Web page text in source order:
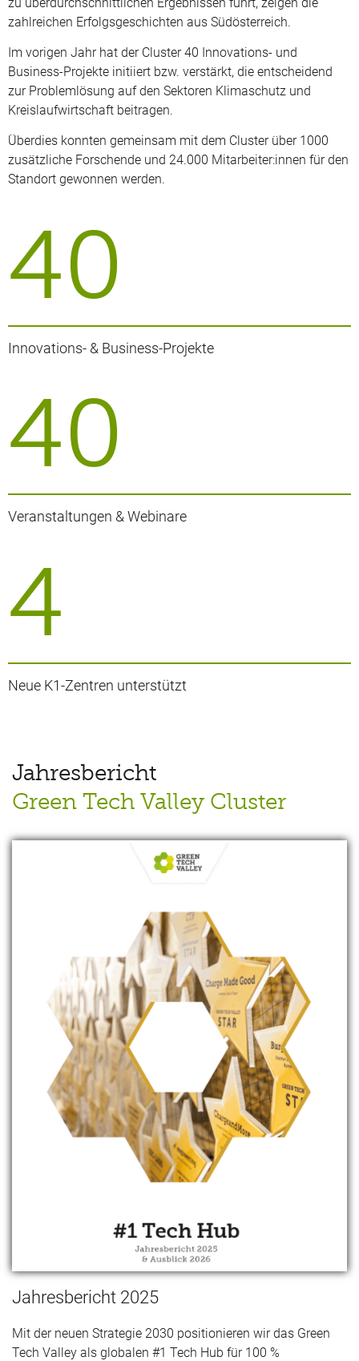
zahlreichen Erfolgsgeschichten aus Südösterreich.
Im vorigen Jahr hat der Cluster 40 Innovations- und
Business-Projekte initiiert bzw. verstärkt, die entscheidend
zur Problemlösung auf den Sektoren Klimaschutz und
Kreislaufwirtschaft beitragen.
Überdies konnten gemeinsam mit dem Cluster über 1000
zusätzliche Forschende und 24.000 Mitarbeiter:innen für den
Standort gewonnen werden.
40
Innovations- & Business-Projekte
40
Veranstaltungen & Webinare
4
Neue K1-Zentren unterstützt
Jahresbericht
Green Tech Valley Cluster
Jahresbericht 2025
Mit der neuen Strategie 2030 positionieren wir das Green
Tech Valley als globalen #1 Tech Hub für 100 %